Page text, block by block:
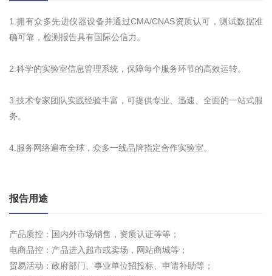
1.拥有众多先进仪器设备并通过CMA/CNAS资质认可，测试数据准
确可靠，检测报告具有国际公信力。
2.科学的实验室信息管理系统，保障每个服务环节的高效运转。
3.技术专家团队实践经验丰富，可提供专业、迅速、全面的一站式服
务。
4.服务网络遍布全球，众多一线品牌指定合作实验室。
报告用途
产品质控：国内外市场销售，资质认证等等；
电商品控：产品进入超市或卖场，网站商城等；
贸易活动：政府部门、事业单位招投标、申请补助等；